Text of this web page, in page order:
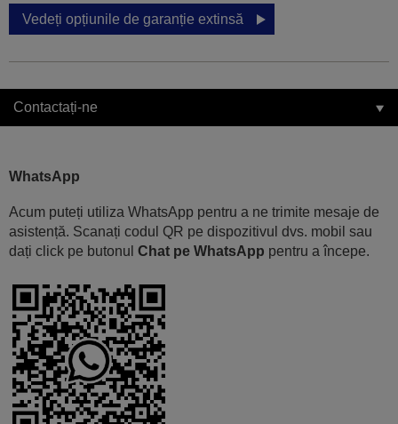
Vedeți opțiunile de garanție extinsă
Contactați-ne
WhatsApp
Acum puteți utiliza WhatsApp pentru a ne trimite mesaje de
asistență. Scanați codul QR pe dispozitivul dvs. mobil sau
dați click pe butonul Chat pe WhatsApp pentru a începe.